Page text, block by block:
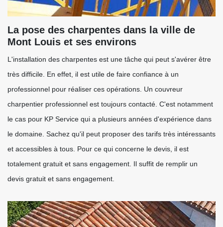
La pose des charpentes dans la ville de
Mont Louis et ses environs
L'installation des charpentes est une tâche qui peut s'avérer être
très difficile. En effet, il est utile de faire confiance à un
professionnel pour réaliser ces opérations. Un couvreur
charpentier professionnel est toujours contacté. C'est notamment
le cas pour KP Service qui a plusieurs années d'expérience dans
le domaine. Sachez qu'il peut proposer des tarifs très intéressants
et accessibles à tous. Pour ce qui concerne le devis, il est
totalement gratuit et sans engagement. Il suffit de remplir un
devis gratuit et sans engagement.